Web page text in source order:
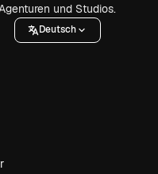
und Studios.
Deutsch